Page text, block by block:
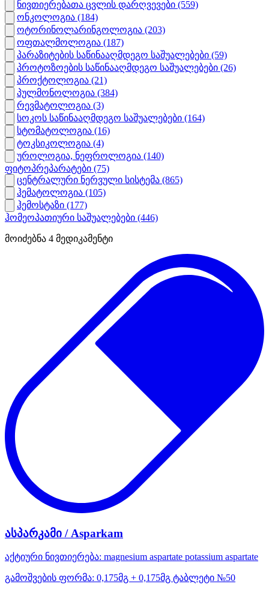
ნივთიერებათა ცვლის დარღვევები (559)
ონკოლოგია (184)
ოტორინოლარინგოლოგია (203)
ოფთალმოლოგია (187)
პარაზიტების საწინააღმდეგო საშუალებები (59)
პროტოზოების საწინააღმდეგო საშუალებები (26)
პროქტოლოგია (21)
პულმონოლოგია (384)
რევმატოლოგია (3)
სოკოს საწინააღმდეგო საშუალებები (164)
სტომატოლოგია (16)
ტოკსიკოლოგია (4)
უროლოგია, ნეფროლოგია (140)
ფიტოპრეპარატები (75)
ცენტრალური ნერვული სისტემა (865)
ჰემატოლოგია (105)
ჰემოსტაზი (177)
ჰომეოპათიური საშუალებები (446)
მოიძებნა 4 მედიკამენტი
ასპარკამი / Asparkam
აქტიური ნივთიერება: magnesium aspartate potassium aspartate
გამოშვების ფორმა: 0,175მგ + 0,175მგ ტაბლეტი №50